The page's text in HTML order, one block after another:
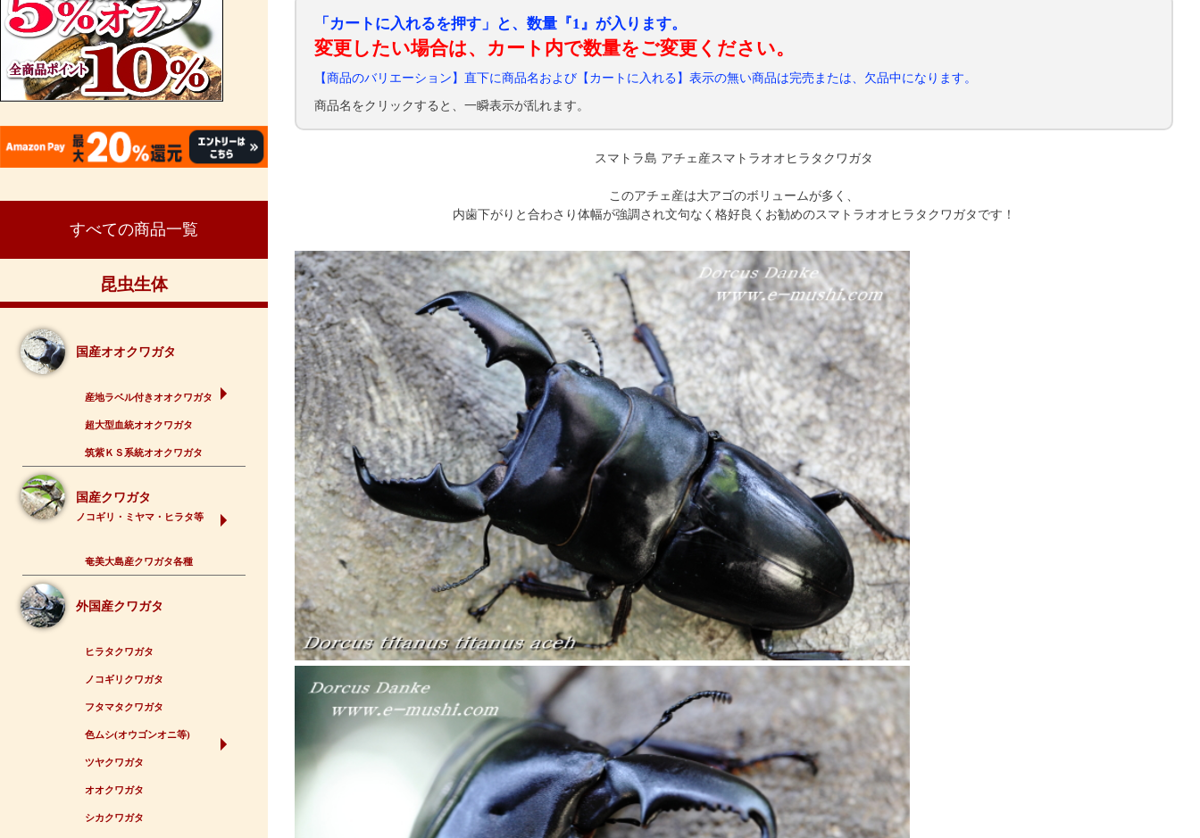
すべての商品一覧
昆虫生体
国産オオクワガタ
産地ラベル付きオオクワガタ
超大型血統オオクワガタ
筑紫ＫＳ系統オオクワガタ
国産クワガタ
ノコギリ・ミヤマ・ヒラタ等
奄美大島産クワガタ各種
外国産クワガタ
ヒラタクワガタ
ノコギリクワガタ
フタマタクワガタ
色ムシ(オウゴンオニ等)
ツヤクワガタ
オオクワガタ
シカクワガタ
「カートに入れるを押す」と、数量『1』が入ります。
変更したい場合は、カート内で数量をご変更ください。
【商品のバリエーション】直下に商品名および【カートに入れる】表示の無い商品は完売または、欠品中になります。
商品名をクリックすると、一瞬表示が乱れます。
スマトラ島 アチェ産スマトラオオヒラタクワガタ
このアチェ産は大アゴのボリュームが多く、
内歯下がりと合わさり体幅が強調され文句なく格好良くお勧めのスマトラオオヒラタクワガタです！